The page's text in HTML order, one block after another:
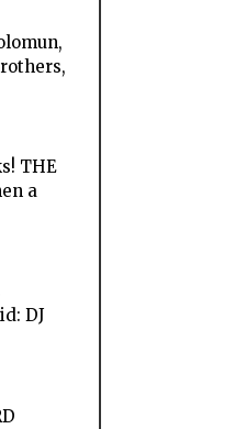
THE
a
DJ